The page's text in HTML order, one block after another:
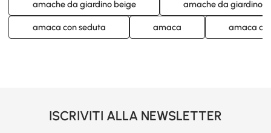
amache da giardino beige amache da giardino
amaca con seduta amaca amaca
ISCRIVITI ALLA NEWSLETTER